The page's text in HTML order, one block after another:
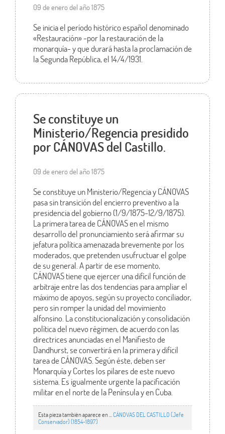
09 de enero del año 1875
Se inicia el período histórico español denominado
«Restauración» -por la restauración de la
monarquía- y que durará hasta la proclamación de
la Segunda República, el 14/4/1931.
Se constituye un
Ministerio/Regencia presidido
por CÁNOVAS del Castillo.
09 de enero del año 1875
Se constituye un Ministerio/Regencia y CÁNOVAS
pasa sin transición del encierro preventivo a la
presidencia del gobierno (1/9/1875-12/9/1875).
La primera tarea de CÁNOVAS en el mismo
desarrollo del pronunciamiento será afirmar su
jefatura política amenazada brevemente por los
moderados, que pretenden usufructuar el golpe
de su general. A partir de ese momento,
CÁNOVAS tiene que ejercer una difícil función de
arbitraje entre las dos tendencias para ampliar el
máximo de apoyos, según su proyecto conciliador,
pero sin romper la unidad del movimiento
alfonsino. La constitucionalización y consolidación
política del nuevo régimen, de acuerdo con las
directrices anunciadas en el Manifiesto de
Dandhurst, se convertirá en la primera y difícil
tarea de CÁNOVAS. Según éste, deben ser
Monarquía y Cortes los pilares de este nuevo
sistema. Es igualmente urgente la pacificación
militar en el norte de la Península y en Cuba.
Esta pieza también aparece en ... CÁNOVAS DEL CASTILLO (Jefe
Conservador) (1854-1897)